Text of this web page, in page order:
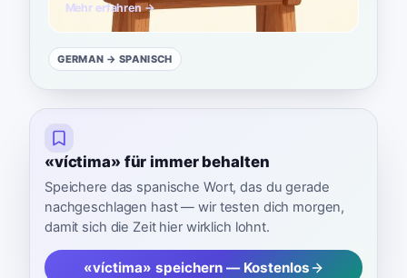
Mehr erfahren →
GERMAN → SPANISCH
«víctima» für immer behalten
Speichere das spanische Wort, das du gerade
nachgeschlagen hast — wir testen dich morgen,
damit sich die Zeit hier wirklich lohnt.
«víctima» speichern — Kostenlos